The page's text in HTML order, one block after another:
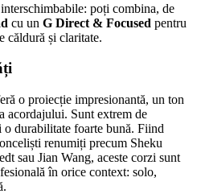
poți combina, de
cu un G Direct & Focused pentru
căldură și claritate.
o proiecție impresionantă, un ton
acordajului. Sunt extrem de
o durabilitate foarte bună. Fiind
renumiți precum Sheku
sau Jian Wang, aceste corzi sunt
în orice context: solo,